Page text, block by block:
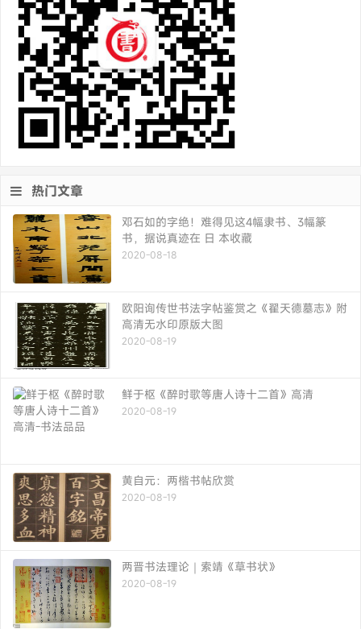
热门文章
邓石如的字绝！难得见这4幅隶书、3幅篆
书，据说真迹在 日 本收藏
2020-08-18
欧阳询传世书法字帖鉴赏之《翟天德墓志》附
高清无水印原版大图
2020-08-19
鲜于枢《醉时歌等唐人诗十二首》高清
2020-08-19
黄自元：两楷书帖欣赏
2020-08-19
两晋书法理论｜索靖《草书状》
2020-08-19